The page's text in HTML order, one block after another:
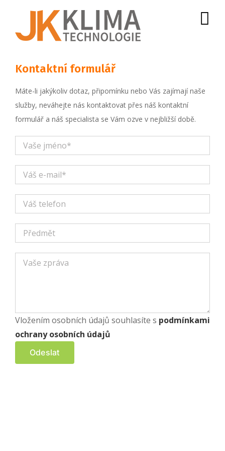
content
Kontaktní formulář
Máte-li jakýkoliv dotaz, připomínku nebo Vás zajímají naše
služby, neváhejte nás kontaktovat přes náš kontaktní
formulář a náš specialista se Vám ozve v nejbližší době.
Vložením osobních údajů souhlasíte s podmínkami
ochrany osobních údajů